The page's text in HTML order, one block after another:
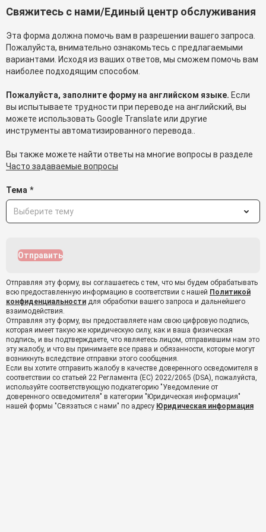
Свяжитесь с нами/Единый центр обслуживания
Эта форма должна помочь вам в разрешении вашего запроса.
Пожалуйста, внимательно ознакомьтесь с предлагаемыми
вариантами. Исходя из ваших ответов, мы сможем помочь вам
наиболее подходящим способом.
Пожалуйста, заполните форму на английском языке. Если
вы испытываете трудности при переводе на английский, вы
можете использовать Google Translate или другие
инструменты автоматизированного перевода..
Вы также можете найти ответы на многие вопросы в разделе
Часто задаваемые вопросы
Тема *
Отправить
Отправляя эту форму, вы соглашаетесь с тем, что мы будем обрабатывать
всю предоставленную информацию в соответствии с нашей Политикой
конфиденциальности для обработки вашего запроса и дальнейшего
взаимодействия.
Отправляя эту форму, вы предоставляете нам свою цифровую подпись,
которая имеет такую же юридическую силу, как и ваша физическая
подпись, и вы подтверждаете, что являетесь лицом, отправившим нам это
эту жалобу, и что вы принимаете все права и обязанности, которые могут
возникнуть вследствие отправки этого сообщения.
Если вы хотите отправить жалобу в качестве доверенного осведомителя в
соответствии со статьей 22 Регламента (ЕС) 2022/2065 (DSA), пожалуйста,
используйте соответствующую подкатегорию "Уведомление от
доверенного осведомителя" в категории "Юридическая информация"
нашей формы "Связаться с нами" по адресу Юридическая информация